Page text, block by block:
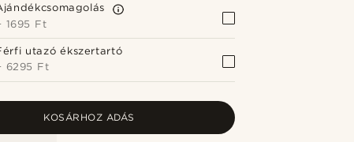
1695 Ft
utazó ékszertartó
6295 Ft
KOSÁRHOZ ADÁS